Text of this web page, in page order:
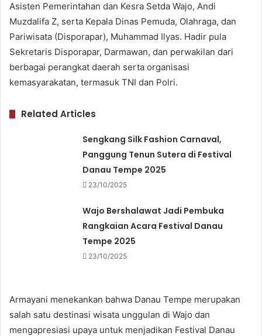
Asisten Pemerintahan dan Kesra Setda Wajo, Andi
Muzdalifa Z, serta Kepala Dinas Pemuda, Olahraga, dan
Pariwisata (Disporapar), Muhammad Ilyas. Hadir pula
Sekretaris Disporapar, Darmawan, dan perwakilan dari
berbagai perangkat daerah serta organisasi
kemasyarakatan, termasuk TNI dan Polri.
Related Articles
Sengkang Silk Fashion Carnaval,
Panggung Tenun Sutera di Festival
Danau Tempe 2025
23/10/2025
Wajo Bershalawat Jadi Pembuka
Rangkaian Acara Festival Danau
Tempe 2025
23/10/2025
Armayani menekankan bahwa Danau Tempe merupakan
salah satu destinasi wisata unggulan di Wajo dan
mengapresiasi upaya untuk menjadikan Festival Danau